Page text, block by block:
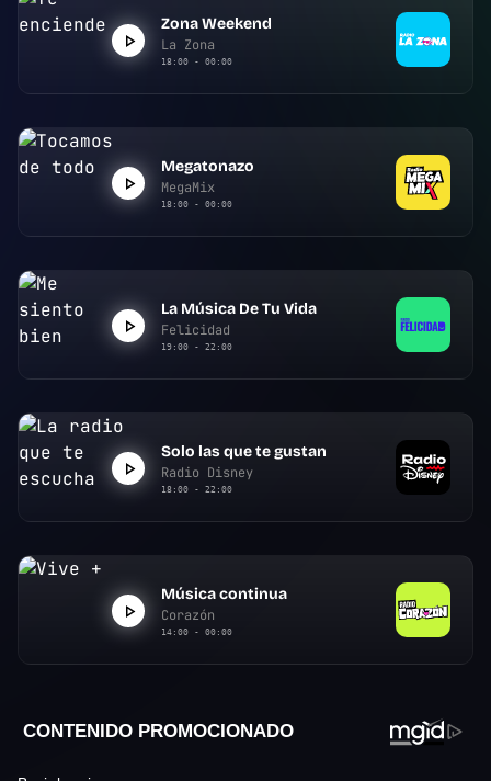
Zona Weekend
La Zona
18:00 - 00:00
Megatonazo
MegaMix
18:00 - 00:00
La Música De Tu Vida
Felicidad
19:00 - 22:00
Solo las que te gustan
Radio Disney
18:00 - 22:00
Música continua
Corazón
14:00 - 00:00